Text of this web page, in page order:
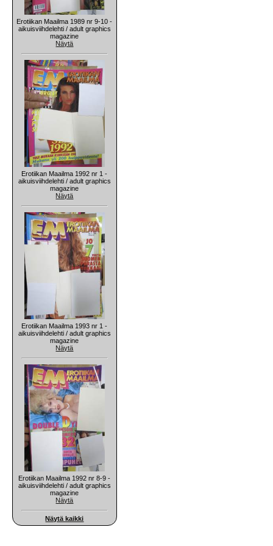
Erotiikan Maailma 1989 nr 9-10 -
aikuisviihdelehti / adult graphics
magazine
Näytä
Erotiikan Maailma 1992 nr 1 -
aikuisviihdelehti / adult graphics
magazine
Näytä
Erotiikan Maailma 1993 nr 1 -
aikuisviihdelehti / adult graphics
magazine
Näytä
Erotiikan Maailma 1992 nr 8-9 -
aikuisviihdelehti / adult graphics
magazine
Näytä
Näytä kaikki